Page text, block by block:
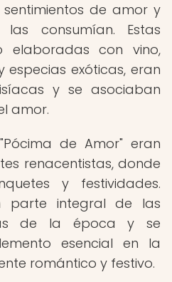
de amor y
consumían. Estas
elaboradas con vino,
exóticas, eran
y se asociaban
amor.
de Amor" eran
renacentistas, donde
y festividades.
parte integral de las
de la época y se
esencial en la
romántico y festivo.